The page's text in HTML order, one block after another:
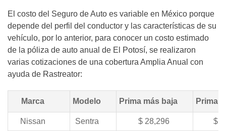
El costo del Seguro de Auto es variable en México porque
depende del perfil del conductor y las características de su
vehículo, por lo anterior, para conocer un costo estimado
de la póliza de auto anual de El Potosí, se realizaron
varias cotizaciones de una cobertura Amplia Anual con
ayuda de Rastreator:
Marca Modelo Prima más baja Prima
Nissan Sentra $ 28,296 $